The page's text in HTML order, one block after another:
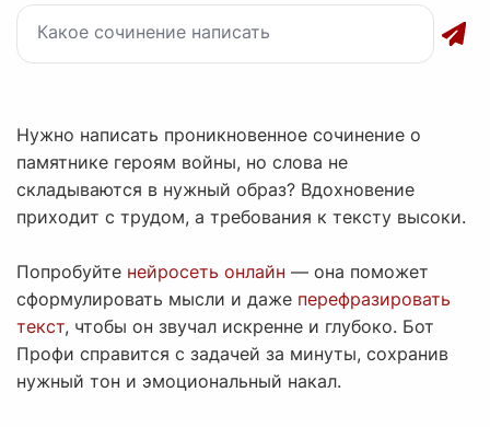
Нужно написать проникновенное сочинение о
памятнике героям войны, но слова не
складываются в нужный образ? Вдохновение
приходит с трудом, а требования к тексту высоки.
Попробуйте нейросеть онлайн — она поможет
сформулировать мысли и даже перефразировать
текст, чтобы он звучал искренне и глубоко. Бот
Профи справится с задачей за минуты, сохранив
нужный тон и эмоциональный накал.